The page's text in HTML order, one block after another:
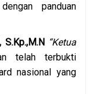
panduan
S.Kp.,M.N “Ketua
telah terbukti
nasional yang